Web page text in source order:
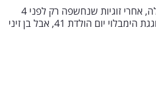
בני הזוג עדי הימלבלוי ובן זיני מפרקים את החבילה, אחרי זוגיות שנחשפה רק לפני 4
חודשים אבל כנראה נמשכה קרוב לשנה. היום חוגגת הימבלוי יום הולדת 41, אבל בן זיני